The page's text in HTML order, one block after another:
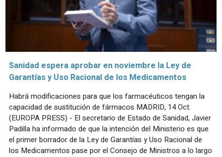
Sanidad espera aprobar en noviembre la Ley de
Garantías y Uso Racional de los Medicamentos
Habrá modificaciones para que los farmacéuticos tengan la
capacidad de sustitución de fármacos MADRID, 14 Oct.
(EUROPA PRESS) - El secretario de Estado de Sanidad, Javier
Padilla ha informado de que la intención del Ministerio es que
el primer borrador de la Ley de Garantías y Uso Racional de
los Medicamentos pase por el Consejo de Ministros a lo largo